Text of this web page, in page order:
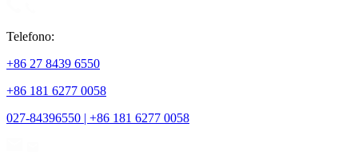
Telefono:
+86 27 8439 6550
+86 181 6277 0058
027-84396550 | +86 181 6277 0058